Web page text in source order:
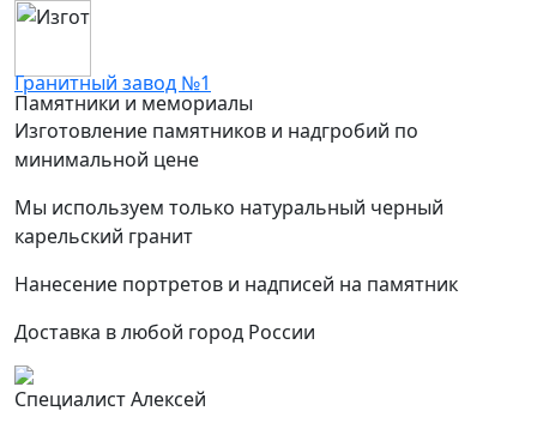
Гранитный завод №1
Памятники и мемориалы
Изготовление памятников и надгробий по
минимальной цене
Мы используем только натуральный черный
карельский гранит
Нанесение портретов и надписей на памятник
Доставка в любой город России
Специалист Алексей